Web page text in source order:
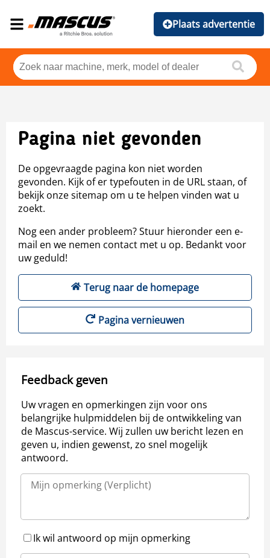
Plaats advertentie
Pagina niet gevonden
De opgevraagde pagina kon niet worden
gevonden. Kijk of er typefouten in de URL staan, of
bekijk onze sitemap om u te helpen vinden wat u
zoekt.
Nog een ander probleem? Stuur hieronder een e-
mail en we nemen contact met u op. Bedankt voor
uw geduld!
Terug naar de homepage
Pagina vernieuwen
Feedback geven
Uw vragen en opmerkingen zijn voor ons
belangrijke hulpmiddelen bij de ontwikkeling van
de Mascus-service. Wij zullen uw bericht lezen en
geven u, indien gewenst, zo snel mogelijk
antwoord.
Ik wil antwoord op mijn opmerking